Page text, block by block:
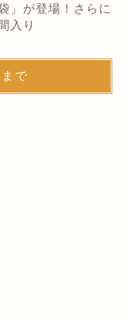
」が登場！さらに
入り
で